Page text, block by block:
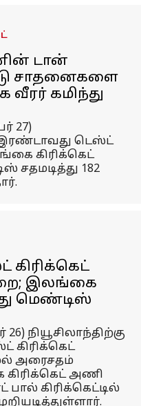
டான்
சாதனைகளை
கமிந்து
27)
இரண்டாவது டெஸ்ட்
கிரிக்கெட்
சதமடித்து 182
கிரிக்கெட்
இலங்கை
மெண்டிஸ்
நியூசிலாந்திற்கு
கிரிக்கெட்
அரைசதம்
அணி
கிரிக்கெட்டில்